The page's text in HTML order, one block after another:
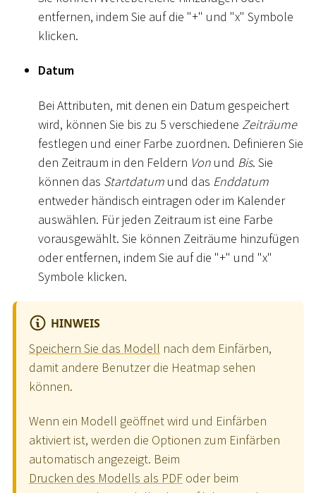
entfernen, indem Sie auf die "+" und "x" Symbole
klicken.
Datum
Bei Attributen, mit denen ein Datum gespeichert
wird, können Sie bis zu 5 verschiedene Zeiträume
festlegen und einer Farbe zuordnen. Definieren Sie
den Zeitraum in den Feldern Von und Bis. Sie
können das Startdatum und das Enddatum
entweder händisch eintragen oder im Kalender
auswählen. Für jeden Zeitraum ist eine Farbe
vorausgewählt. Sie können Zeiträume hinzufügen
oder entfernen, indem Sie auf die "+" und "x"
Symbole klicken.
HINWEIS
Speichern Sie das Modell nach dem Einfärben,
damit andere Benutzer die Heatmap sehen
können.
Wenn ein Modell geöffnet wird und Einfärben
aktiviert ist, werden die Optionen zum Einfärben
automatisch angezeigt. Beim
Drucken des Modells als PDF oder beim